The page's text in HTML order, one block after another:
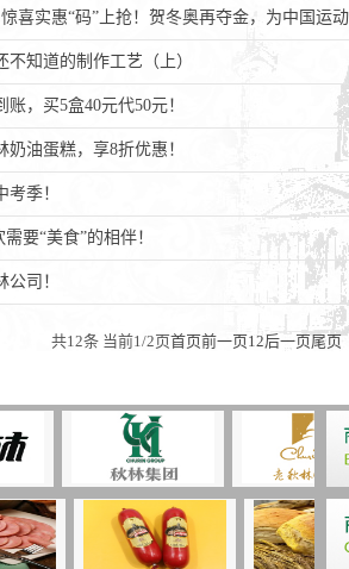
哈尔十大网投平台信誉排行榜股份有限公司 地
号 总裁办：0451 － 58938011 证券部（投资者
部： 0451 － 58938013 传 真： 0451 －
喜实惠“码”上抢！贺冬奥再夺金，为中国运动
知道的制作工艺（上）
，买5盒40元代50元！
油蛋糕，享8折优惠！
季！
要“美食”的相伴！
司！
共12条 当前1/2页首页前一页12后一页尾页